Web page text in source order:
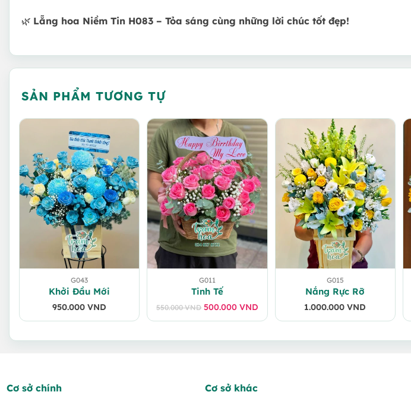
🌿 Lẵng hoa Niềm Tin H083 – Tỏa sáng cùng những lời chúc tốt đẹp!
SẢN PHẨM TƯƠNG TỰ
G043
Khởi Đầu Mới
950.000VND
G011
Tinh Tế
550.000VND Giá
gốc
550.000 VND.
500.000 VND
Giá
hiện
là:
G015
Nắng Rực Rỡ
1.000.000VND
Cơ sở chính Cơ sở khác